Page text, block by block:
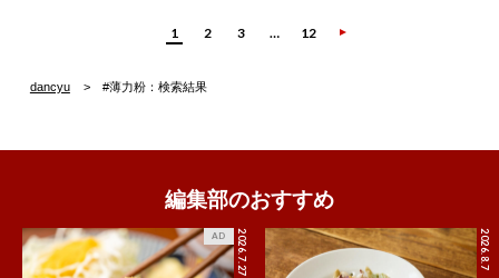
1 2 3 … 12
dancyu #薄力粉：検索結果
編集部のおすすめ
2026.7.27
AD 2026.8.7